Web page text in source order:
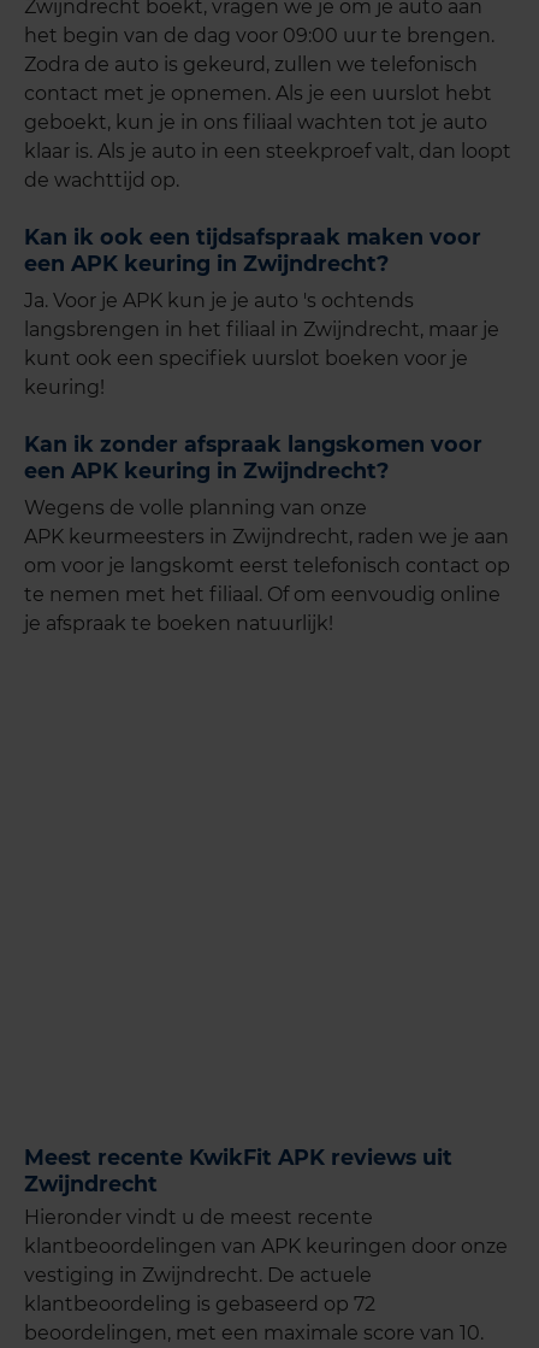
Zwijndrecht boekt, vragen we je om je auto aan
het begin van de dag voor 09:00 uur te brengen.
Zodra de auto is gekeurd, zullen we telefonisch
contact met je opnemen. Als je een uurslot hebt
geboekt, kun je in ons filiaal wachten tot je auto
klaar is. Als je auto in een steekproef valt, dan loopt
de wachttijd op.
Kan ik ook een tijdsafspraak maken voor
een APK keuring in Zwijndrecht?
Ja. Voor je APK kun je je auto 's ochtends
langsbrengen in het filiaal in Zwijndrecht, maar je
kunt ook een specifiek uurslot boeken voor je
keuring!
Kan ik zonder afspraak langskomen voor
een APK keuring in Zwijndrecht?
Wegens de volle planning van onze
APK keurmeesters in Zwijndrecht, raden we je aan
om voor je langskomt eerst telefonisch contact op
te nemen met het filiaal. Of om eenvoudig online
je afspraak te boeken natuurlijk!
Meest recente KwikFit APK reviews uit
Zwijndrecht
Hieronder vindt u de meest recente
klantbeoordelingen van APK keuringen door onze
vestiging in Zwijndrecht. De actuele
klantbeoordeling is gebaseerd op 72
beoordelingen, met een maximale score van 10.